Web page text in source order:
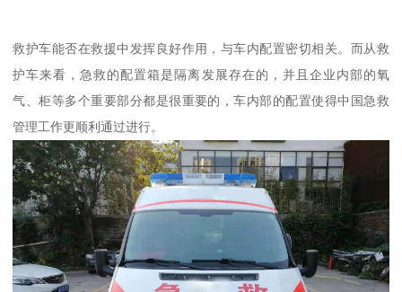
救护车能否在救援中发挥良好作用，与车内配置密切相关。而从救
护车来看，急救的配置箱是隔离发展存在的，并且企业内部的氧
气、柜等多个重要部分都是很重要的，车内部的配置使得中国急救
管理工作更顺利通过进行。